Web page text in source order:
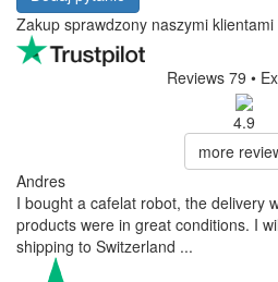
FAQ (Flair PRO 2
espresso)
Twoje imię
Twój adres e-mail